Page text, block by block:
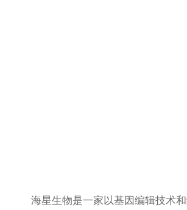
海星生物是一家以基因编辑技术